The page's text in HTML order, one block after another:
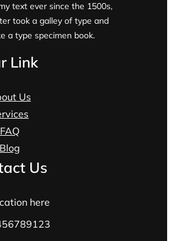
text ever since the 1500s,
took a galley of type and
a type specimen book.
Link
Us
FAQ
Blog
Us
here